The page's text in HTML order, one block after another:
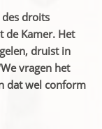
droits
de Kamer. Het
druist in
vragen het
dat wel conform